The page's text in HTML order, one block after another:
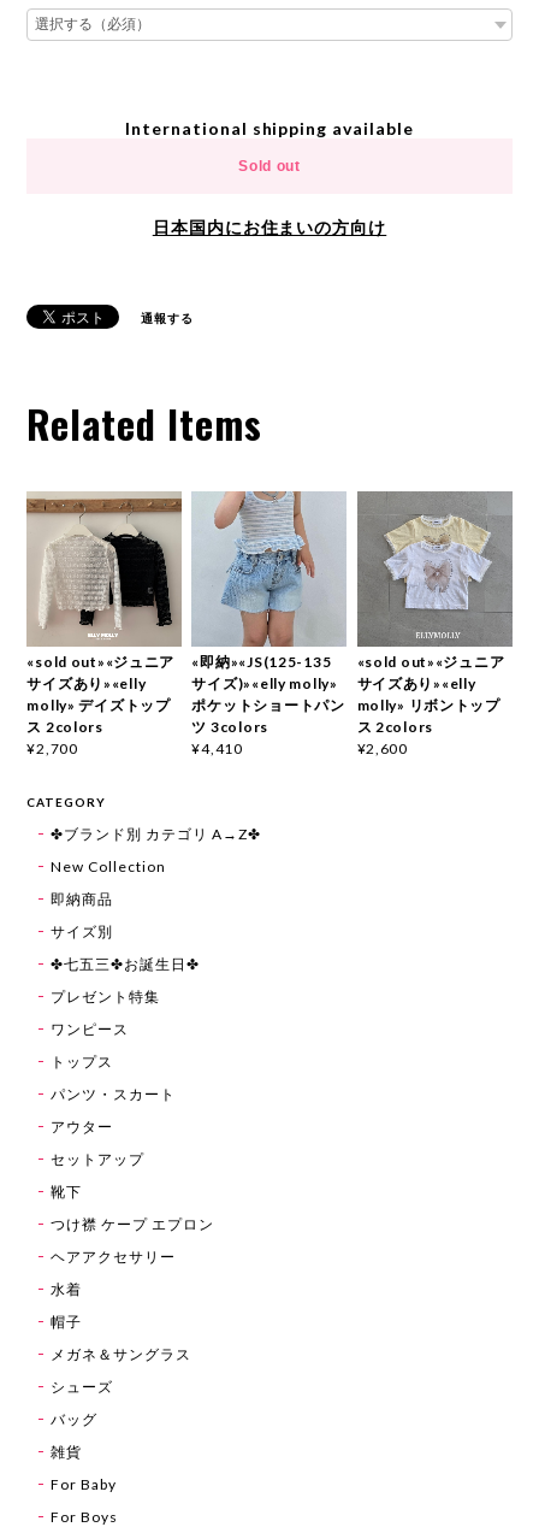
International shipping available
Sold out
日本国内にお住まいの方向け
通報する
Related Items
«sold out»«ジュニア
サイズあり»«elly
molly» デイズトップ
ス 2colors
¥2,700
«即納»«JS(125-135
サイズ)»«elly molly»
ポケットショートパン
ツ 3colors
¥4,410
«sold out»«ジュニア
サイズあり»«elly
molly» リボントップ
ス 2colors
¥2,600
CATEGORY
✤ブランド別 カテゴリ A→Z✤
New Collection
即納商品
サイズ別
✤七五三✤お誕生日✤
プレゼント特集
ワンピース
トップス
パンツ・スカート
アウター
セットアップ
靴下
つけ襟 ケープ エプロン
ヘアアクセサリー
水着
帽子
メガネ＆サングラス
シューズ
バッグ
雑貨
For Baby
For Boys